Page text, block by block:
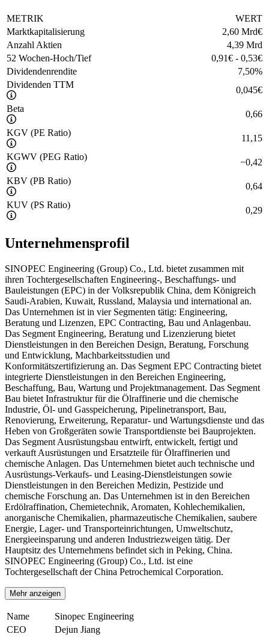
METRIK
WERT
Marktkapitalisierung
2,60 Mrd€
Anzahl Aktien
4,39 Mrd
52 Wochen-Hoch/Tief
0,91€ - 0,53€
Dividendenrendite
7,50%
Dividenden TTM
0,045€
Beta
0,66
KGV (PE Ratio)
11,15
KGWV (PEG Ratio)
−0,42
KBV (PB Ratio)
0,64
KUV (PS Ratio)
0,29
Unternehmensprofil
SINOPEC Engineering (Group) Co., Ltd. bietet zusammen mit
ihren Tochtergesellschaften Engineering-, Beschaffungs- und
Bauleistungen (EPC) in der Volksrepublik China, dem Königreich
Saudi-Arabien, Kuwait, Russland, Malaysia und international an.
Das Unternehmen ist in vier Segmenten tätig: Engineering,
Beratung und Lizenzen, EPC Contracting, Bau und Anlagenbau.
Das Segment Engineering, Beratung und Lizenzierung bietet
Dienstleistungen in den Bereichen Design, Beratung, Forschung
und Entwicklung, Machbarkeitsstudien und
Konformitätszertifizierung an. Das Segment EPC Contracting bietet
integrierte Dienstleistungen in den Bereichen Engineering,
Beschaffung, Bau, Wartung und Projektmanagement. Das Segment
Bau bietet Infrastruktur für die Ölraffinerie und die chemische
Industrie, Öl- und Gasspeicherung, Pipelinetransport, Bau,
Renovierung, Erweiterung, Reparatur- und Wartungsdienste und das
Heben von Großgeräten sowie Transportdienste bei Bauprojekten.
Das Segment Ausrüstungsbau entwirft, entwickelt, fertigt und
verkauft Ausrüstungen und Ersatzteile für Ölraffinerien und
chemische Anlagen. Das Unternehmen bietet auch technische und
Ausrüstungs-Verkaufs- und Leasing-Dienstleistungen sowie
Dienstleistungen in den Bereichen Medizin, Pestizide und
chemische Forschung an. Das Unternehmen ist in den Bereichen
Erdölraffination, Chemietechnik, Aromaten, Kohlechemikalien,
anorganische Chemikalien, pharmazeutische Chemikalien, saubere
Energie, Lager- und Transporteinrichtungen, Umweltschutz,
Energieeinsparung und anderen Industriezweigen tätig. Der
Hauptsitz des Unternehmens befindet sich in Peking, China.
SINOPEC Engineering (Group) Co., Ltd. ist eine
Tochtergesellschaft der China Petrochemical Corporation.
Mehr anzeigen
Name
Sinopec Engineering
CEO
Dejun Jiang